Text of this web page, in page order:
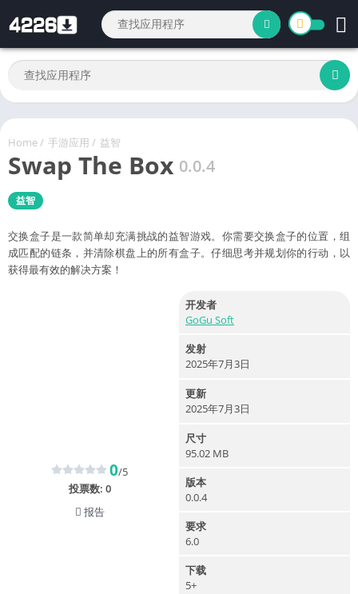
Home/ 手游应用 / 益智
Swap The Box 0.0.4
益智
交换盒子是一款简单却充满挑战的益智游戏。你需要交换盒子的位置，组
成匹配的链条，并清除棋盘上的所有盒子。仔细思考并规划你的行动，以
获得最有效的解决方案！
0/5
投票数: 0
报告
开发者
GoGu Soft
发射
2025年7月3日
更新
2025年7月3日
尺寸
95.02 MB
版本
0.0.4
要求
6.0
下载
5+